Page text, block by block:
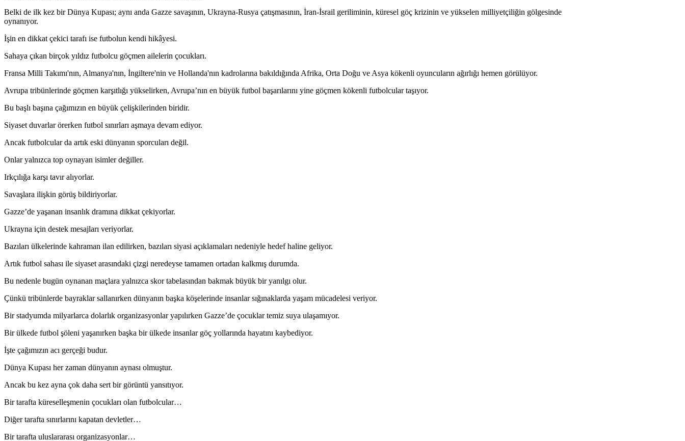
Belki de ilk kez bir Dünya Kupası; aynı anda Gazze savaşının, Ukrayna-Rusya çatışmasının, İran-İsrail geriliminin, küresel göç krizinin ve yükselen milliyetçiliğin gölgesinde
oynanıyor.
İşin en dikkat çekici tarafı ise futbolun kendi hikâyesi.
Sahaya çıkan birçok yıldız futbolcu göçmen ailelerin çocukları.
Fransa Milli Takımı'nın, Almanya'nın, İngiltere'nin ve Hollanda'nın kadrolarına bakıldığında Afrika, Orta Doğu ve Asya kökenli oyuncuların ağırlığı hemen görülüyor.
Avrupa tribünlerinde göçmen karşıtlığı yükselirken, Avrupa’nın en büyük futbol başarılarını yine göçmen kökenli futbolcular taşıyor.
Bu başlı başına çağımızın en büyük çelişkilerinden biridir.
Siyaset duvarlar örerken futbol sınırları aşmaya devam ediyor.
Ancak futbolcular da artık eski dünyanın sporcuları değil.
Onlar yalnızca top oynayan isimler değiller.
Irkçılığa karşı tavır alıyorlar.
Savaşlara ilişkin görüş bildiriyorlar.
Gazze’de yaşanan insanlık dramına dikkat çekiyorlar.
Ukrayna için destek mesajları veriyorlar.
Bazıları ülkelerinde kahraman ilan edilirken, bazıları siyasi açıklamaları nedeniyle hedef haline geliyor.
Artık futbol sahası ile siyaset arasındaki çizgi neredeyse tamamen ortadan kalkmış durumda.
Bu nedenle bugün oynanan maçlara yalnızca skor tabelasından bakmak büyük bir yanılgı olur.
Çünkü tribünlerde bayraklar sallanırken dünyanın başka köşelerinde insanlar sığınaklarda yaşam mücadelesi veriyor.
Bir stadyumda milyarlarca dolarlık organizasyonlar yapılırken Gazze’de çocuklar temiz suya ulaşamıyor.
Bir ülkede futbol şöleni yaşanırken başka bir ülkede insanlar göç yollarında hayatını kaybediyor.
İşte çağımızın acı gerçeği budur.
Dünya Kupası her zaman dünyanın aynası olmuştur.
Ancak bu kez ayna çok daha sert bir görüntü yansıtıyor.
Bir tarafta küreselleşmenin çocukları olan futbolcular…
Diğer tarafta sınırlarını kapatan devletler…
Bir tarafta uluslararası organizasyonlar…